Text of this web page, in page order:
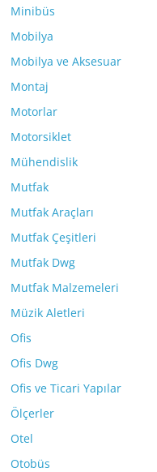
Minibüs
Mobilya
Mobilya ve Aksesuar
Montaj
Motorlar
Motorsiklet
Mühendislik
Mutfak
Mutfak Araçları
Mutfak Çeşitleri
Mutfak Dwg
Mutfak Malzemeleri
Müzik Aletleri
Ofis
Ofis Dwg
Ofis ve Ticari Yapılar
Ölçerler
Otel
Otobüs